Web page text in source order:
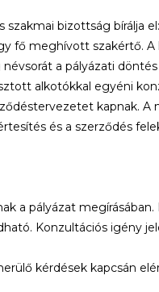
bizottság bírálja
fő meghívott szakértő.
a pályázati
alkotókkal egyéni
kapnak. A
és a szerződés
a pályázat megírásában.
Konzultációs igény
kérdések kapcsán